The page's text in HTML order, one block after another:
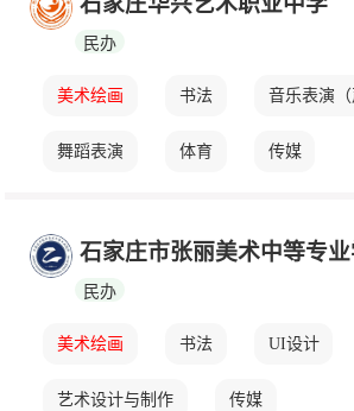
民办
美术绘画 书法 音乐表演（
舞蹈表演 体育 传媒
石家庄市张丽美术中等专
民办
美术绘画 书法 UI设计
艺术设计与制作 传媒